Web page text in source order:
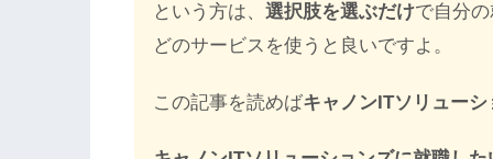
という方は、選択肢を選ぶだけで自分
どのサービスを使うと良いですよ。
この記事を読めばキャノンITソリュー